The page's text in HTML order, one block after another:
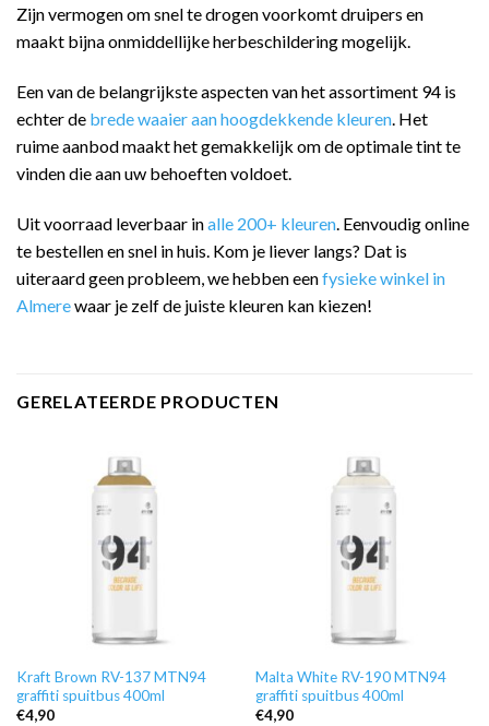
Zijn vermogen om snel te drogen voorkomt druipers en
maakt bijna onmiddellijke herbeschildering mogelijk.
Een van de belangrijkste aspecten van het assortiment 94 is
echter de brede waaier aan hoogdekkende kleuren. Het
ruime aanbod maakt het gemakkelijk om de optimale tint te
vinden die aan uw behoeften voldoet.
Uit voorraad leverbaar inalle 200+ kleuren . Eenvoudig online
te bestellen en snel in huis. Kom je liever langs? Dat is
uiteraard geen probleem, we hebben eenfysieke winkel in
Almerewaar je zelf de juiste kleuren kan kiezen!
GERELATEERDE PRODUCTEN
Kraft Brown RV-137 MTN94
graffiti spuitbus 400ml
€4,90
Malta White RV-190 MTN94
graffiti spuitbus 400ml
€4,90